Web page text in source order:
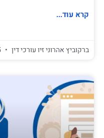
קרא עוד...
ברקוביץ אהרוני זיו עורכי דין